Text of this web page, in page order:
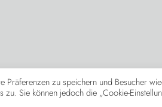
zu speichern und Besucher
zu. Sie können jedoch die „Cookie-